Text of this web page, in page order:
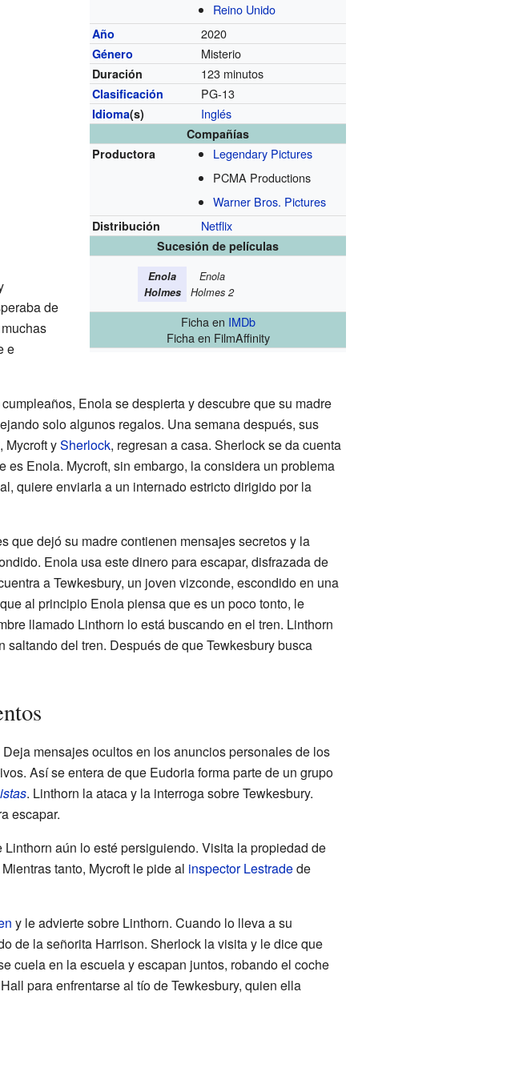
Reino Unido
Año 2020
Género Misterio
Duración 123 minutos
Clasificación PG-13
Idioma(s) Inglés
Compañías
Productora
Legendary Pictures
PCMA Productions
Warner Bros. Pictures
Distribución Netflix
Sucesión de películas
Enola
Holmes
Enola
Holmes 2
Ficha en IMDb
Ficha en FilmAffinity
de
e
Enola se despierta y descubre que su madre
solo algunos regalos. Una semana después, sus
Mycroft ySherlock, regresan a casa. Sherlock se da cuenta
es Enola. Mycroft, sin embargo, la considera un problema
quiere enviarla a un internado estricto dirigido por la
que dejó su madre contienen mensajes secretos y la
Enola usa este dinero para escapar, disfrazada de
a Tewkesbury, un joven vizconde, escondido en una
al principio Enola piensa que es un poco tonto, le
llamado Linthorn lo está buscando en el tren. Linthorn
del tren. Después de que Tewkesbury busca
mensajes ocultos en los anuncios personales de los
Así se entera de que Eudoria forma parte de un grupo
. Linthorn la ataca y la interroga sobre Tewkesbury.
escapar.
aún lo esté persiguiendo. Visita la propiedad de
tanto, Mycroft le pide al inspector Lestradede
y le advierte sobre Linthorn. Cuando lo lleva a su
de la señorita Harrison. Sherlock la visita y le dice que
cuela en la escuela y escapan juntos, robando el coche
para enfrentarse al tío de Tewkesbury, quien ella